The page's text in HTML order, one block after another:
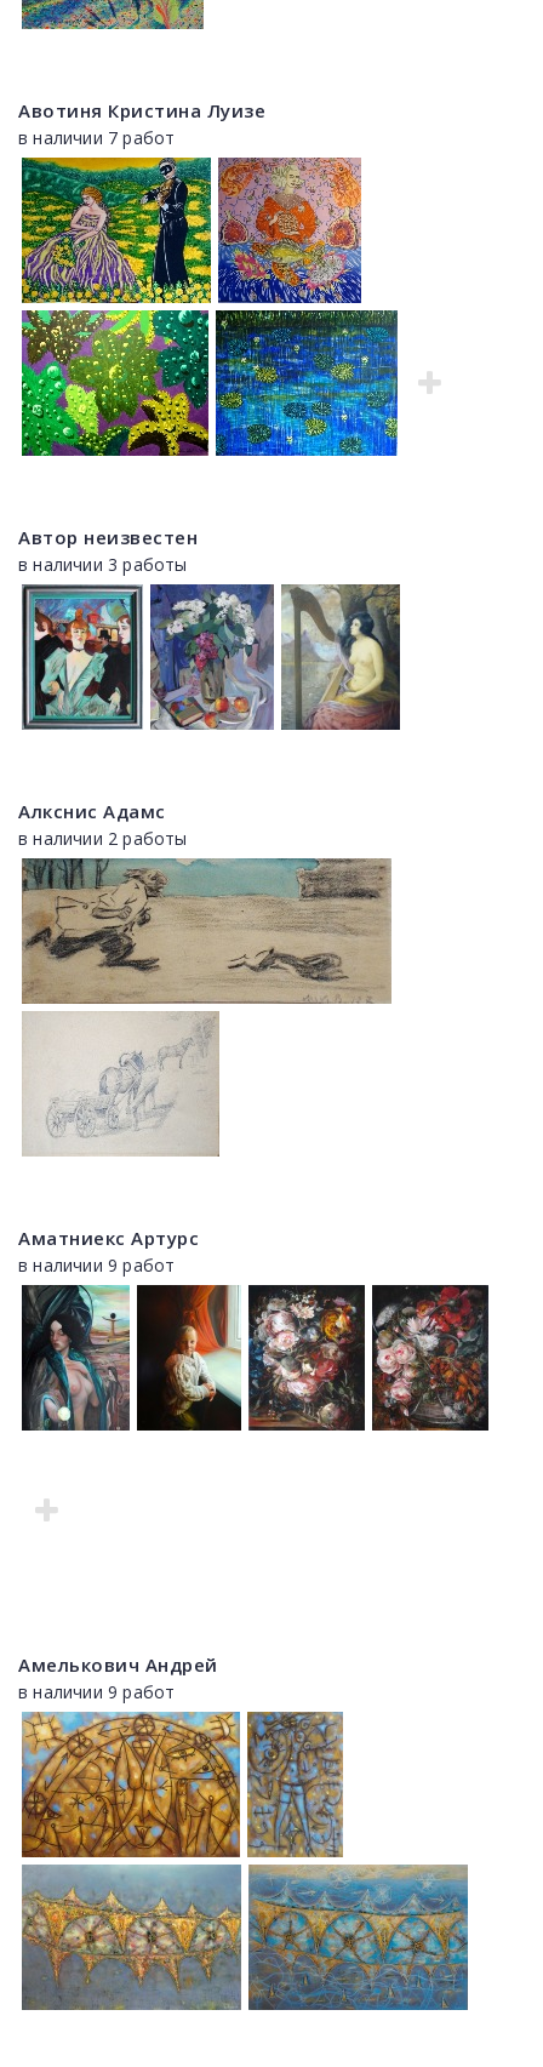
Авотиня Кристина Луизе
в наличии 7 работ
Автор неизвестен
в наличии 3 работы
Алкснис Адамс
в наличии 2 работы
Аматниекс Артурс
в наличии 9 работ
Амелькович Андрей
в наличии 9 работ